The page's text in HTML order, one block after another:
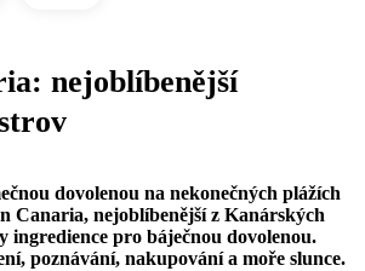
nejoblíbenější
dovolenou na nekonečných plážích
Canaria, nejoblíbenější z Kanárských
ingredience pro báječnou dovolenou.
poznávání, nakupování a moře slunce.